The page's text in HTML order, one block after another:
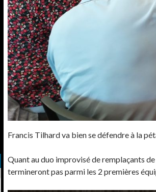
Francis Tilhard va bien se défendre à la
Quant au duo improvisé de remplaçants
termineront pas parmi les 2 premières